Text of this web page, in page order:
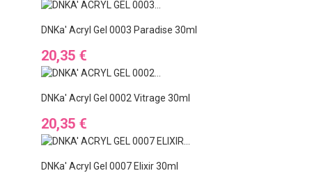
DNKa' Acryl Gel 0003 Paradise 30ml
Cena
20,35 €
DNKa' Acryl Gel 0002 Vitrage 30ml
Cena
20,35 €
DNKa' Acryl Gel 0007 Elixir 30ml
Cena
20,35 €